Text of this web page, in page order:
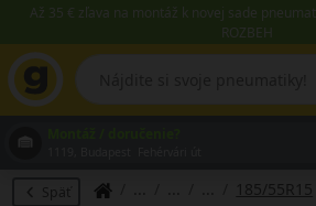
Až 35 € zľava na montáž k novej sade
ROZBEH
Späť 185/55R15